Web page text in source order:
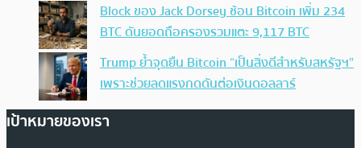
Block ของ Jack Dorsey ช้อน Bitcoin เพิ่ม 234
BTC ดันยอดถือครองรวมแตะ 9,117 BTC
Trump ย้ำจุดยืน Bitcoin “เป็นสิ่งดีสำหรับสหรัฐฯ”
เพราะช่วยลดแรงกดดันต่อเงินดอลลาร์
เป้าหมายของเรา